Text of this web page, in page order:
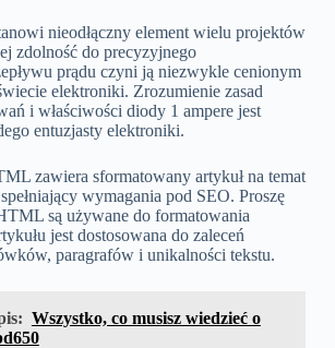
nieodłączny element wielu projektów
zdolność do precyzyjnego
prądu czyni ją niezwykle cenionym
elektroniki. Zrozumienie zasad
i właściwości diody 1 ampere jest
entuzjasty elektroniki.
zawiera sformatowany artykuł na temat
wymagania pod SEO. Proszę
są używane do formatowania
jest dostosowana do zaleceń
paragrafów i unikalności tekstu.
Wszystko, co musisz wiedzieć o